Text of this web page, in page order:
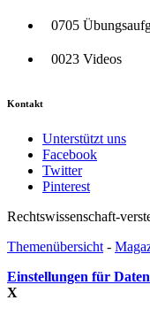
0705
0023 Videos
Kontakt
Unterstützt uns
Facebook
Twitter
Pinterest
Rechtswissenschaft-
Themenübersicht -
Einstellungen für
X